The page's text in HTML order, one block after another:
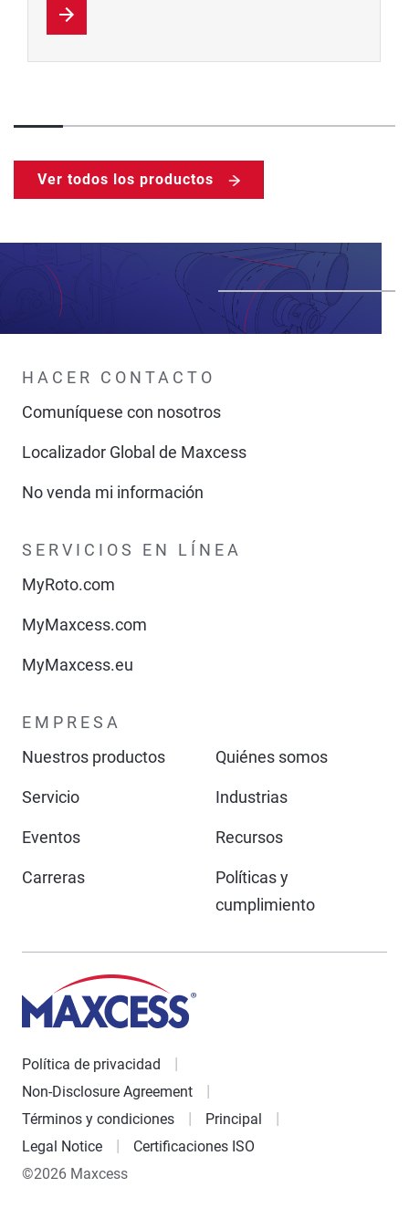
Ver todos los productos
HACER CONTACTO
Comuníquese con nosotros
Localizador Global de Maxcess
No venda mi información
SERVICIOS EN LÍNEA
MyRoto.com
MyMaxcess.com
MyMaxcess.eu
EMPRESA
Nuestros productos
Quiénes somos
Servicio Industrias
Eventos Recursos
Carreras
Políticas y
cumplimiento
Política de privacidad
Non-Disclosure Agreement
Términos y condiciones
Principal
Legal Notice
Certificaciones ISO
©2026 Maxcess